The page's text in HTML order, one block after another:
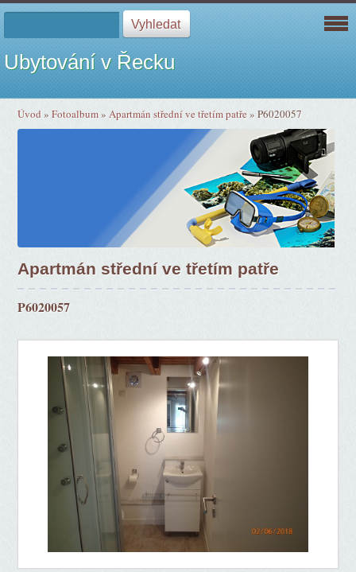
Ubytování v Řecku
Úvod »Fotoalbum»Apartmán střední ve třetím patře»P6020057
Apartmán střední ve třetím patře
P6020057